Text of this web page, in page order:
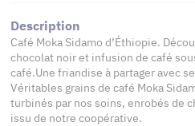
Description
Café Moka Sidamo d’Éthiopie.
chocolat noir et infusion de café
café.Une friandise à partager avec
Véritables grains de café Moka
turbinés par nos soins, enrobés de
issu de notre coopérative.